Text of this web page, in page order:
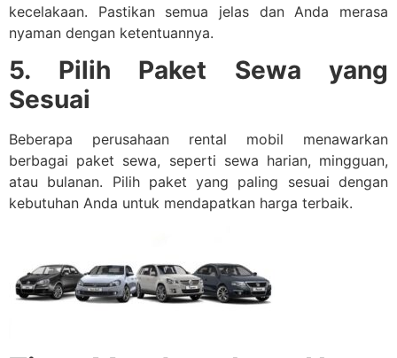
kecelakaan. Pastikan semua jelas dan Anda merasa
nyaman dengan ketentuannya.
5. Pilih Paket Sewa yang
Sesuai
Beberapa perusahaan rental mobil menawarkan
berbagai paket sewa, seperti sewa harian, mingguan,
atau bulanan. Pilih paket yang paling sesuai dengan
kebutuhan Anda untuk mendapatkan harga terbaik.